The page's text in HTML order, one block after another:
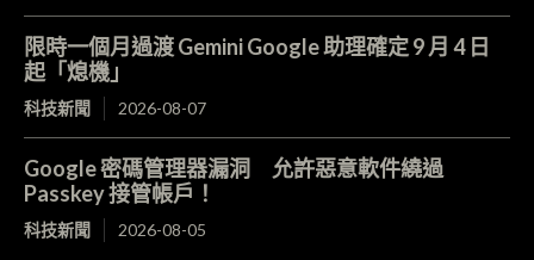
限時一個月過渡 Gemini Google 助理確定 9 月 4 日
起「熄機」
科技新聞 2026-08-07
Google 密碼管理器漏洞 允許惡意軟件繞過
Passkey 接管帳戶！
科技新聞 2026-08-05